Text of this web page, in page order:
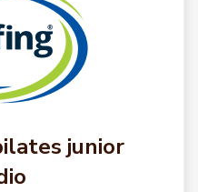
junior